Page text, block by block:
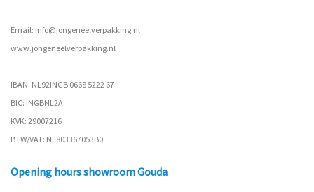
Email: info@jongeneelverpakking.nl
www.jongeneelverpakking.nl
IBAN: NL92INGB 0668 5222 67
BIC: INGBNL2A
KVK: 29007216
BTW/VAT: NL803367053B0
Opening hours showroom Gouda